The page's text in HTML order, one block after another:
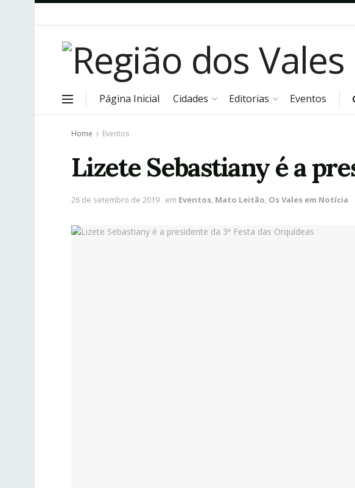
Página Inicial Cidades Editorias Eventos
Home Eventos
Lizete Sebastiany é a
26 de setembro de 2019 em Eventos, Mato Leitão, Os Vales em Notícia